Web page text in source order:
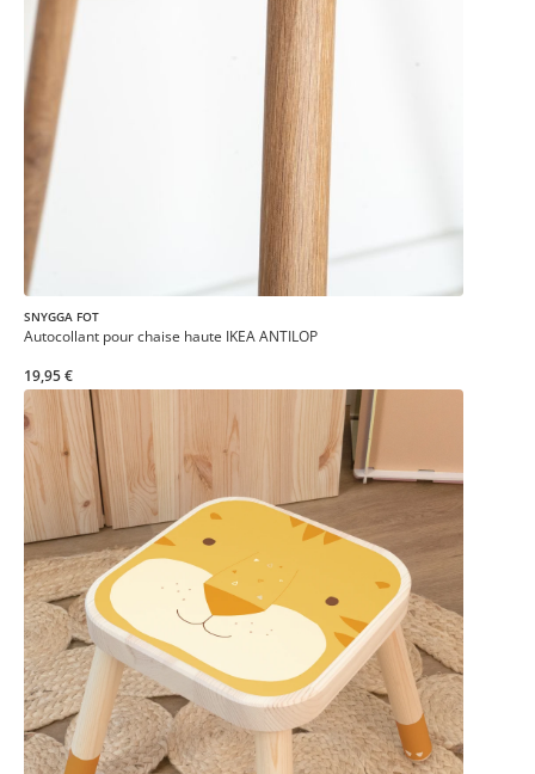
SNYGGA FOT
Autocollant pour chaise haute IKEA ANTILOP
19,95 €